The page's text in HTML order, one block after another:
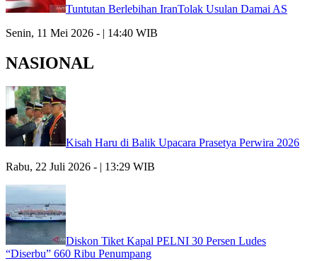
Tuntutan Berlebihan IranTolak Usulan Damai AS
Senin, 11 Mei 2026 - | 14:40 WIB
NASIONAL
Kisah Haru di Balik Upacara Prasetya Perwira 2026
Rabu, 22 Juli 2026 - | 13:29 WIB
Diskon Tiket Kapal PELNI 30 Persen Ludes
“Diserbu” 660 Ribu Penumpang